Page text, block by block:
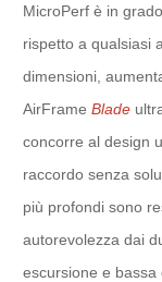
MicroPerf è in
rispetto a qualsiasi
dimensioni,
AirFrame Blade
concorre al design
raccordo senza
più profondi sono
autorevolezza dai
escursione e bassa